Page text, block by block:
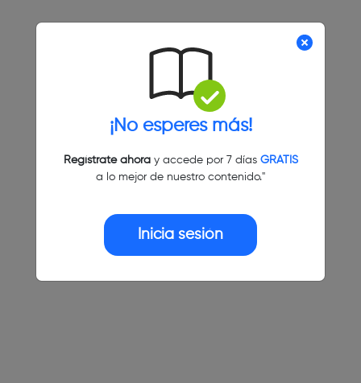
¡No esperes más!
Regístrate ahoray accede por 7 días GRATIS
a lo mejor de nuestro contenido."
Inicia sesión